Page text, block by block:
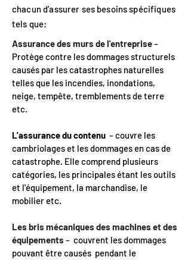
chacun d’assurer ses besoins spécifiques
tels que:
Assurance des murs de l'entreprise–
Protège contre les dommages structurels
causés par les catastrophes naturelles
telles que les incendies, inondations,
neige, tempête, tremblements de terre
etc.
L'assurance du contenu – couvre les
cambriolages et les dommages en cas de
catastrophe. Elle comprend plusieurs
catégories, les principales étant les outils
et l'équipement, la marchandise, le
mobilier etc.
Les bris mécaniques des machines et des
équipements – couvrent les dommages
pouvant être causés pendant le